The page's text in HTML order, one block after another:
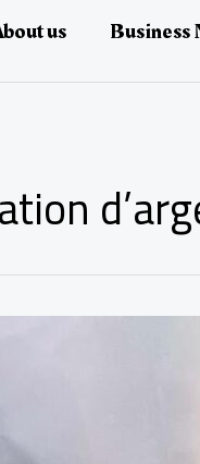
us Business